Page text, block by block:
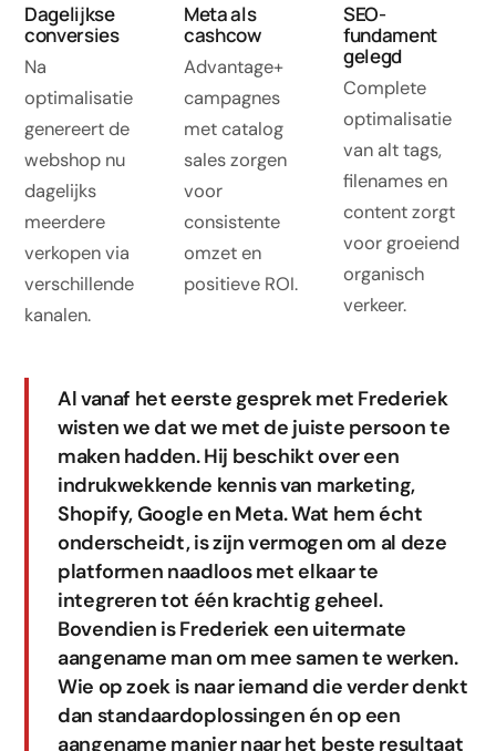
Dagelijkse
conversies
Na
optimalisatie
genereert de
webshop nu
dagelijks
meerdere
verkopen via
verschillende
kanalen.
Meta als
cashcow
Advantage+
campagnes
met catalog
sales zorgen
voor
consistente
omzet en
positieve ROI.
SEO-
fundament
gelegd
Complete
optimalisatie
van alt tags,
filenames en
content zorgt
voor groeiend
organisch
verkeer.
Al vanaf het eerste gesprek met Frederiek
wisten we dat we met de juiste persoon te
maken hadden. Hij beschikt over een
indrukwekkende kennis van marketing,
Shopify, Google en Meta. Wat hem écht
onderscheidt, is zijn vermogen om al deze
platformen naadloos met elkaar te
integreren tot één krachtig geheel.
Bovendien is Frederiek een uitermate
aangename man om mee samen te werken.
Wie op zoek is naar iemand die verder denkt
dan standaardoplossingen én op een
aangename manier naar het beste resultaat